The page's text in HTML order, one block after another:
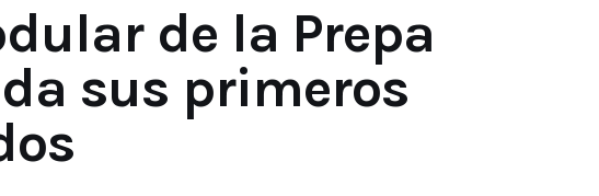
de la Prepa
sus primeros